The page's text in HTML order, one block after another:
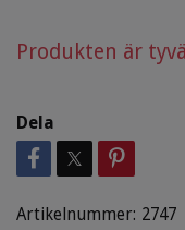
Produkten är
Dela
Artikelnummer: 2747